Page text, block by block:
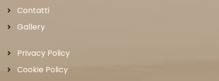
Contatti
Gallery
Privacy Policy
Cookie Policy